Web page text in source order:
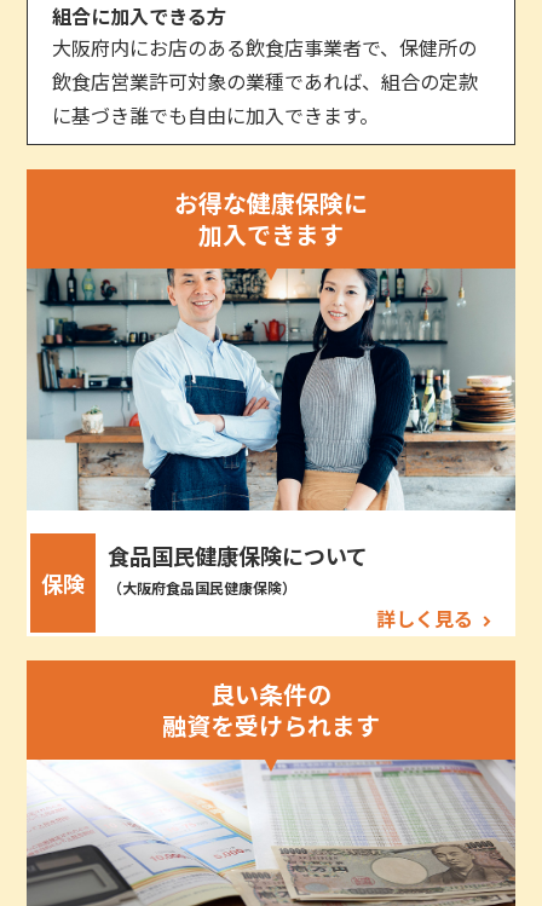
組合に加入できる方
大阪府内にお店のある飲食店事業者で、保健所の
飲食店営業許可対象の業種であれば、組合の定款
に基づき誰でも自由に加入できます。
お得な健康保険に
加入できます
保険
食品国民健康保険について
（大阪府食品国民健康保険）
詳しく見る
良い条件の
融資を受けられます